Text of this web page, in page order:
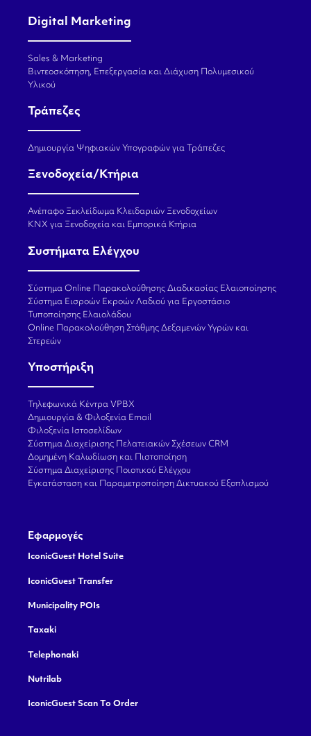
Digital Marketing
Sales & Marketing
Βιντεοσκόπηση, Επεξεργασία και Διάχυση Πολυμεσικού
Υλικού
Τράπεζες
Δημιουργία Ψηφιακών Υπογραφών για Τράπεζες
Ξενοδοχεία/Κτήρια
Ανέπαφο Ξεκλείδωμα Κλειδαριών Ξενοδοχείων
KNX για Ξενοδοχεία και Εμπορικά Κτήρια
Συστήματα Ελέγχου
Σύστημα Online Παρακολούθησης Διαδικασίας Ελαιοποίησης
Σύστημα Εισροών Εκροών Λαδιού για Εργοστάσιο
Τυποποίησης Ελαιολάδου
Online Παρακολούθηση Στάθμης Δεξαμενών Υγρών και
Στερεών
Υποστήριξη
Τηλεφωνικά Κέντρα VPBX
Δημιουργία & Φιλοξενία Email
Φιλοξενία Ιστοσελίδων
Σύστημα Διαχείρισης Πελατειακών Σχέσεων CRM
Δομημένη Καλωδίωση και Πιστοποίηση
Σύστημα Διαχείρισης Ποιοτικού Ελέγχου
Εγκατάσταση και Παραμετροποίηση Δικτυακού Εξοπλισμού
Εφαρμογές
IconicGuest Hotel Suite
IconicGuest Transfer
Municipality POIs
Taxaki
Telephonaki
Nutrilab
IconicGuest Scan To Order